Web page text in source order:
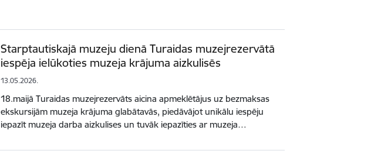
Starptautiskajā muzeju dienā Turaidas muzejrezervātā
iespēja ielūkoties muzeja krājuma aizkulisēs
13.05.2026.
18.maijā Turaidas muzejrezervāts aicina apmeklētājus uz bezmaksas
ekskursijām muzeja krājuma glabātavās, piedāvājot unikālu iespēju
iepazīt muzeja darba aizkulises un tuvāk iepazīties ar muzeja…